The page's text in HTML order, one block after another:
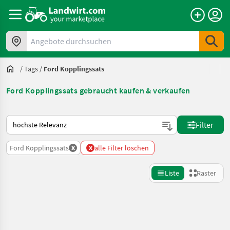
Angebote durchsuchen
/Tags / Ford Kopplingssats
Ford Kopplingssats gebraucht kaufen & verkaufen
So wird auf Landwirt.com sortiert
Filter
Ford Kopplingssats x x alle Filter löschen
Liste Raster